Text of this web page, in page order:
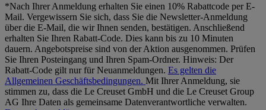
*Nach Ihrer Anmeldung erhalten Sie einen 10% Rabattcode per E-
Mail. Vergewissern Sie sich, dass Sie die Newsletter-Anmeldung
über die E-Mail, die wir Ihnen senden, bestätigen. Anschließend
erhalten Sie Ihren Rabatt-Code. Dies kann bis zu 10 Minuten
dauern. Angebotspreise sind von der Aktion ausgenommen. Prüfen
Sie Ihren Posteingang und Ihren Spam-Ordner. Hinweis: Der
Rabatt-Code gilt nur für Neuanmeldungen. Es gelten die
Allgemeinen Geschäftsbedingungen. Mit Ihrer Anmeldung, sie
stimmen zu, dass die Le Creuset GmbH und die Le Creuset Group
AG Ihre Daten als gemeinsame Datenverantwortliche verwalten.